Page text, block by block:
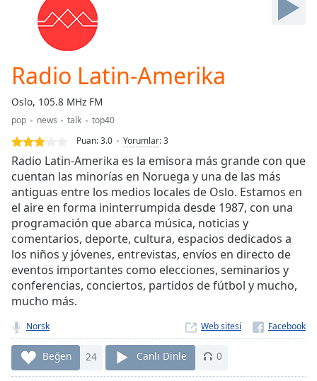
Backward
Current
Time0:00
Duration
Loaded:
0.00%
Stream
TypeLIVE
Seek to
live,
currently
behind
live
LIVE
Remaining
Time -
Playback
Rate
Chapters
Radio Latin-Amerika
Oslo, 105.8 MHz FM
pop news talk
top40
Puan:3.0 Yorumlar:3
Radio Latin-Amerika es la emisora más grande con que
cuentan las minorías en Noruega y una de las más
antiguas entre los medios locales de Oslo. Estamos en
el aire en forma ininterrumpida desde 1987, con una
programación que abarca música, noticias y
comentarios, deporte, cultura, espacios dedicados a
los niños y jóvenes, entrevistas, envíos en directo de
eventos importantes como elecciones, seminarios y
conferencias, conciertos, partidos de fútbol y mucho,
mucho más.
Norsk Web sitesi
Beğen 24 Canlı Dinle 0